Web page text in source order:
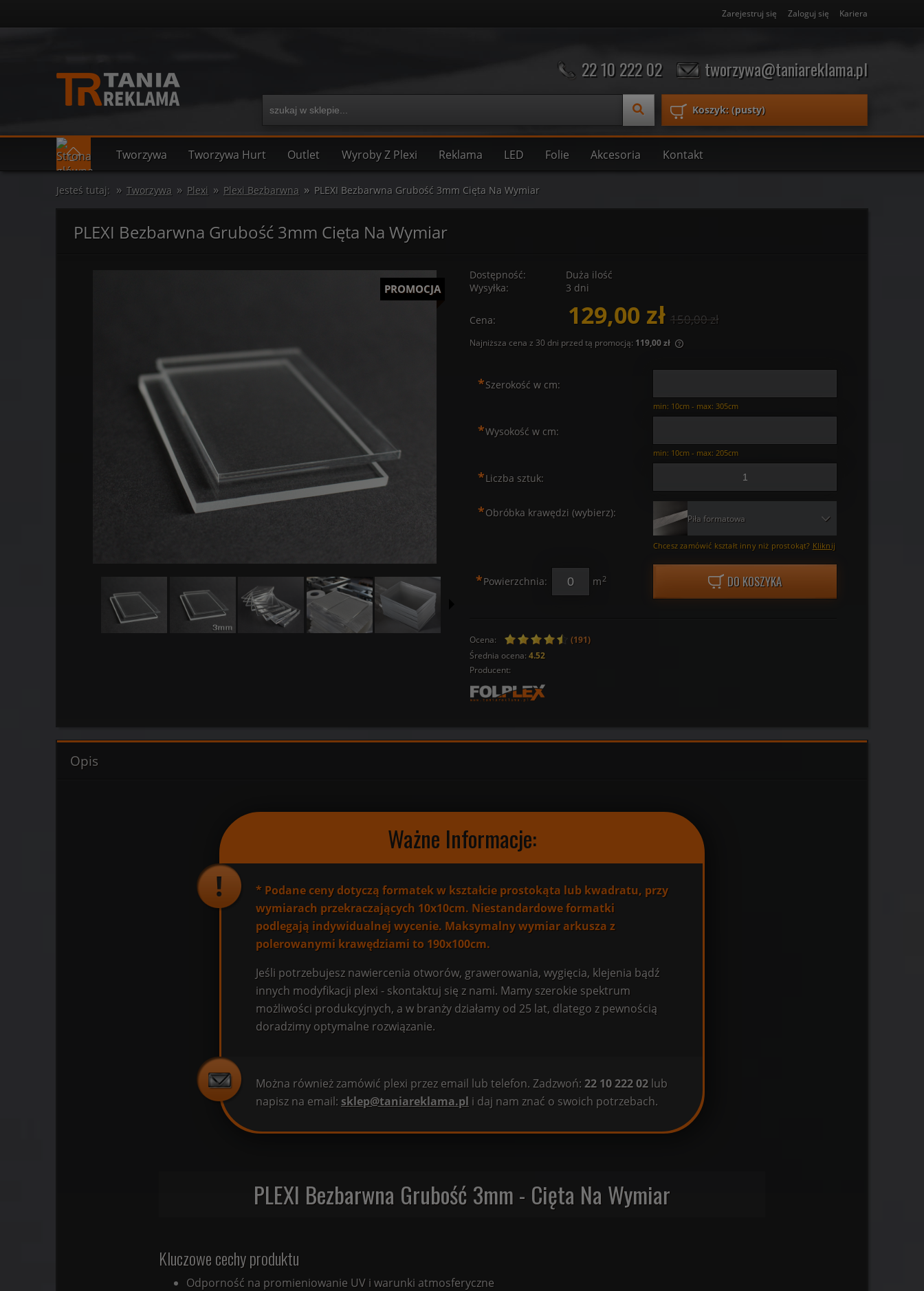
Zarejestruj się Zaloguj się Kariera
22 10 222 02 tworzywa@taniareklama.pl
Koszyk: (pusty)
Tworzywa Tworzywa Hurt Outlet Wyroby Z Plexi Reklama LED Folie Akcesoria Kontakt
Jesteś tutaj: » Tworzywa » Plexi » Plexi Bezbarwna » PLEXI Bezbarwna Grubość 3mm Cięta Na Wymiar
PLEXI Bezbarwna Grubość 3mm Cięta Na Wymiar
PROMOCJA
Dostępność:
Duża ilość
Wysyłka:
3 dni
Cena: 129,00 zł 150,00 zł
Najniższa cena z 30 dni przed tą promocją: 119,00 zł
Jeżeli produkt jest sprzedawany krócej niż
30 dni, wyświetlana jest najniższa cena od
momentu, kiedy produkt pojawił się w
*Szerokość w cm:
min: 10cm - max: 305cm
*Wysokość w cm:
min: 10cm - max: 205cm
*Liczba sztuk:
*Obróbka krawędzi (wybierz): Piła formatowa
Chcesz zamówić kształt inny niż prostokąt? Kliknij
*Powierzchnia: m2 DO KOSZYKA
Ocena:
(191)
Średnia ocena: 4.52
Producent:
Opis
Ważne Informacje:
* Podane ceny dotyczą formatek w kształcie prostokąta lub kwadratu, przy
wymiarach przekraczających 10x10cm. Niestandardowe formatki
podlegają indywidualnej wycenie. Maksymalny wymiar arkusza z
polerowanymi krawędziami to 190x100cm.
Jeśli potrzebujesz nawiercenia otworów, grawerowania, wygięcia, klejenia bądź
innych modyfikacji plexi - skontaktuj się z nami. Mamy szerokie spektrum
możliwości produkcyjnych, a w branży działamy od 25 lat, dlatego z pewnością
doradzimy optymalne rozwiązanie.
Można również zamówić plexi przez email lub telefon. Zadzwoń: 22 10 222 02 lub
napisz na email: sklep@taniareklama.pl i daj nam znać o swoich potrzebach.
PLEXI Bezbarwna Grubość 3mm - Cięta Na Wymiar
Kluczowe cechy produktu
Odporność na promieniowanie UV i warunki atmosferyczne